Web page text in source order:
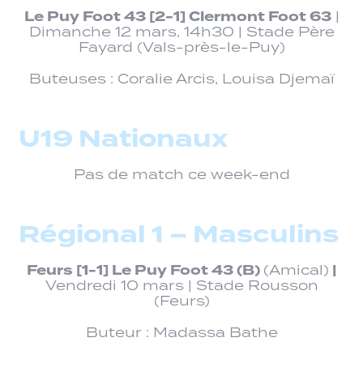
Le Puy Foot 43 [2-1] Clermont Foot 63|
Dimanche 12 mars, 14h30 | Stade Père
Fayard (Vals-près-le-Puy)
Buteuses : Coralie Arcis, Louisa Djemaï
U19 Nationaux
Pas de match ce week-end
Régional 1 – Masculins
Feurs [1-1] Le Puy Foot 43 (B) (Amical) |
Vendredi 10 mars | Stade Rousson
(Feurs)
Buteur : Madassa Bathe